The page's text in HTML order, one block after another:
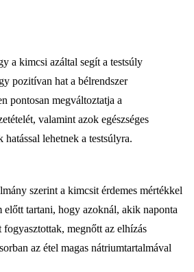
a kimcsi azáltal segít a testsúly
pozitívan hat a bélrendszer
pontosan megváltoztatja a
valamint azok egészséges
lehetnek a testsúlyra.
szerint a kimcsit érdemes mértékkel
előtt tartani, hogy azoknál, akik naponta
megnőtt az elhízás
az étel magas nátriumtartalmával